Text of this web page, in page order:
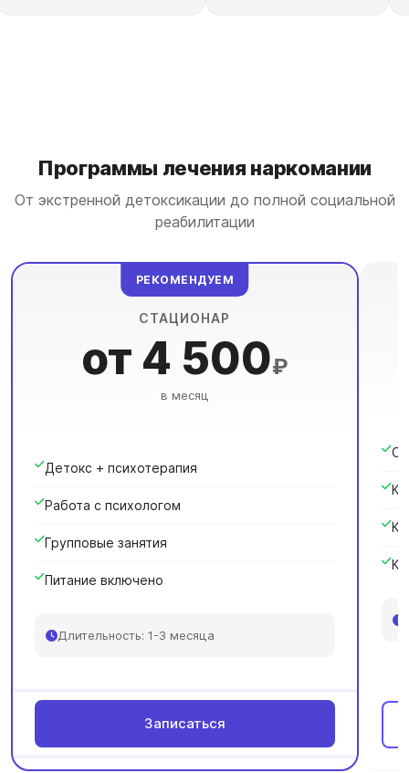
Программы лечения наркомании
От экстренной детоксикации до полной социальной
реабилитации
РЕКОМЕНДУЕМ
СТАЦИОНАР
от 4 500₽
в месяц
Детокс + психотерапия
Работа с психологом
Групповые занятия
Питание включено
Длительность: 1-3 месяца
Записаться